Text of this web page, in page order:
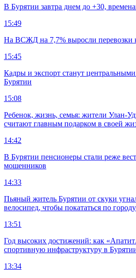
В Бурятии завтра днем до +30,
15:49
На ВСЖД на 7,7% выросли перевозки
15:45
Кадры и экспорт станут
Бурятии
15:08
Ребенок, жизнь, семья: жители Улан-
считают главным подарком в своей
14:42
В Бурятии пенсионеры стали реже
мошенников
14:33
Пьяный житель Бурятии от скуки
велосипед, чтобы покататься по городу
13:51
Год высоких достижений: как
спортивную инфраструктуру в
13:34